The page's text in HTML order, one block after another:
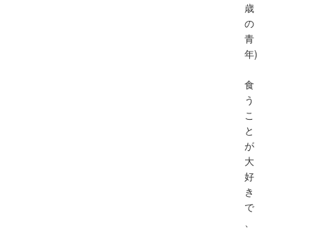
歳
の
青
年)
食
う
こ
と
が
大
好
き
で